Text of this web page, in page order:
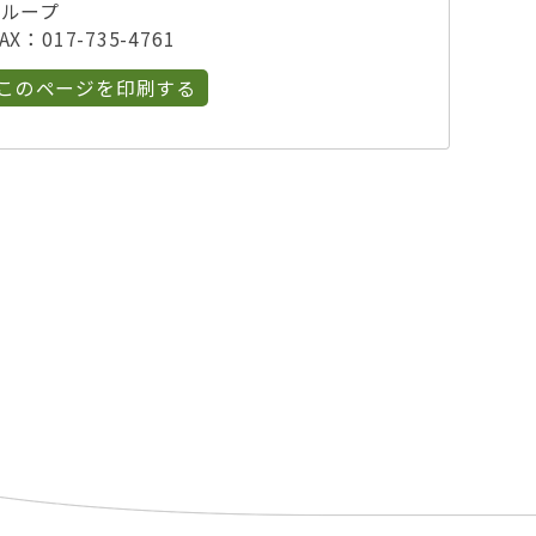
ープ
：017-735-4761
このページを印刷する